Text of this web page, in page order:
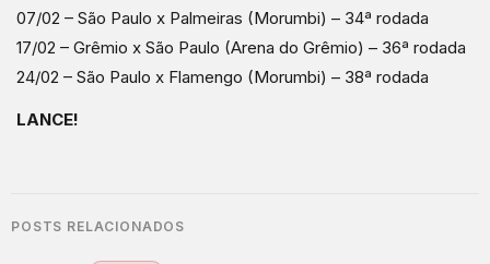
07/02 – São Paulo x Palmeiras (Morumbi) – 34ª rodada
17/02 – Grêmio x São Paulo (Arena do Grêmio) – 36ª rodada
24/02 – São Paulo x Flamengo (Morumbi) – 38ª rodada
LANCE!
POSTS RELACIONADOS